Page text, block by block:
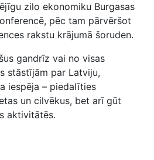
zilo ekonomiku Burgasas
pēc tam pārvēršot
rakstu krājumā šoruden.
gandrīz vai no visas
stāstījām par Latviju,
iespēja – piedalīties
un cilvēkus, bet arī gūt
aktivitātēs.